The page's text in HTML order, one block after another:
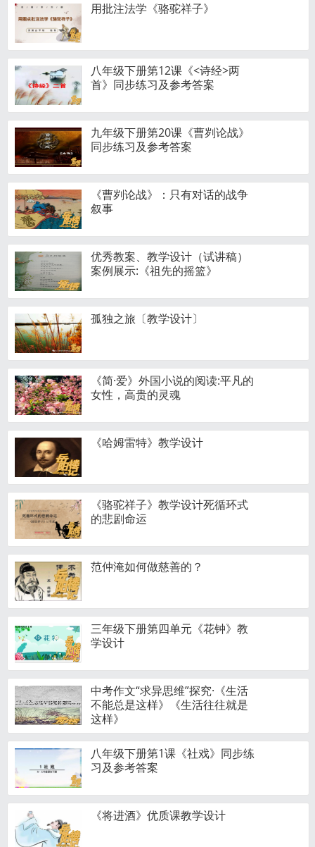
用批注法学《骆驼祥子》
八年级下册第12课《<诗经>两
首》同步练习及参考答案
九年级下册第20课《曹刿论战》
同步练习及参考答案
《曹刿论战》：只有对话的战争
叙事
优秀教案、教学设计（试讲稿）
案例展示:《祖先的摇篮》
孤独之旅〔教学设计〕
《简·爱》外国小说的阅读:平凡的
女性，高贵的灵魂
《哈姆雷特》教学设计
《骆驼祥子》教学设计死循环式
的悲剧命运
范仲淹如何做慈善的？
三年级下册第四单元《花钟》教
学设计
中考作文“求异思维”探究·《生活
不能总是这样》《生活往往就是
这样》
八年级下册第1课《社戏》同步练
习及参考答案
《将进酒》优质课教学设计